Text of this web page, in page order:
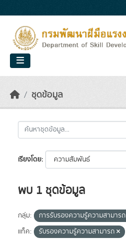
ชุดข้อมูล
เรียงโดย
พบ 1 ชุดข้อมูล
กลุ่ม: การรับรองความรู้ความสามารถ
แท็ค:
รับรองความรู้ความสามารถ